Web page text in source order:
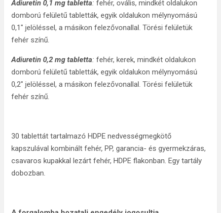
Adiuretin 0,1 mg tabletta: fehér, ovális, mindkét oldalukon
domború felületű tabletták, egyik oldalukon mélynyomású
0,1″ jelöléssel, a másikon felezővonallal. Törési felületük
fehér színű.
Adiuretin 0,2 mg tabletta: fehér, kerek, mindkét oldalukon
domború felületű tabletták, egyik oldalukon mélynyomású
0,2″ jelöléssel, a másikon felezővonallal. Törési felületük
fehér színű.
30 tablettát tartalmazó HDPE nedvességmegkötő
kapszulával kom­binált fehér, PP, garancia- és gyermekzáras,
csavaros kupakkal lezárt fehér, HDPE flakonban. Egy tartály
dobozban.